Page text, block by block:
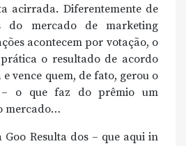
acirrada. Diferentemente de
do mercado de marketing
acontecem por votação, o
o resultado de acordo
vence quem, de fato, gerou o
– o que faz do prêmio um
mercado…
Resulta dos – que aqui in